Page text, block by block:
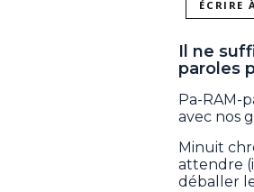
ÉCRIRE
Il ne
paroles
Pa-RAM-
avec nos
Minuit
attendre
déballer